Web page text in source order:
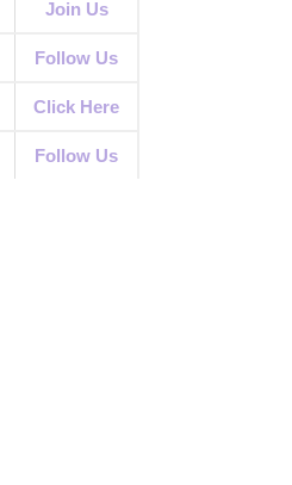
Join Us
Follow Us
Click Here
Follow Us